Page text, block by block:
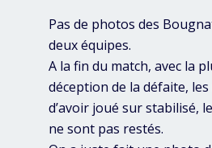
Pas de photos des
deux équipes.
A la fin du match, avec la
déception de la défaite,
d’avoir joué sur stabilisé,
ne sont pas restés.